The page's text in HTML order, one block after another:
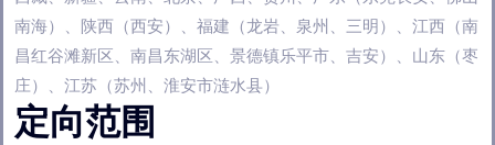
南海）、陕西（西安）、福建（龙岩、泉州、三明）、江西（南
昌红谷滩新区、南昌东湖区、景德镇乐平市、吉安）、山东（枣
庄）、江苏（苏州、淮安市涟水县）
定向范围